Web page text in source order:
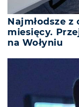
Najmłodsze
miesięcy.
na Wołyniu